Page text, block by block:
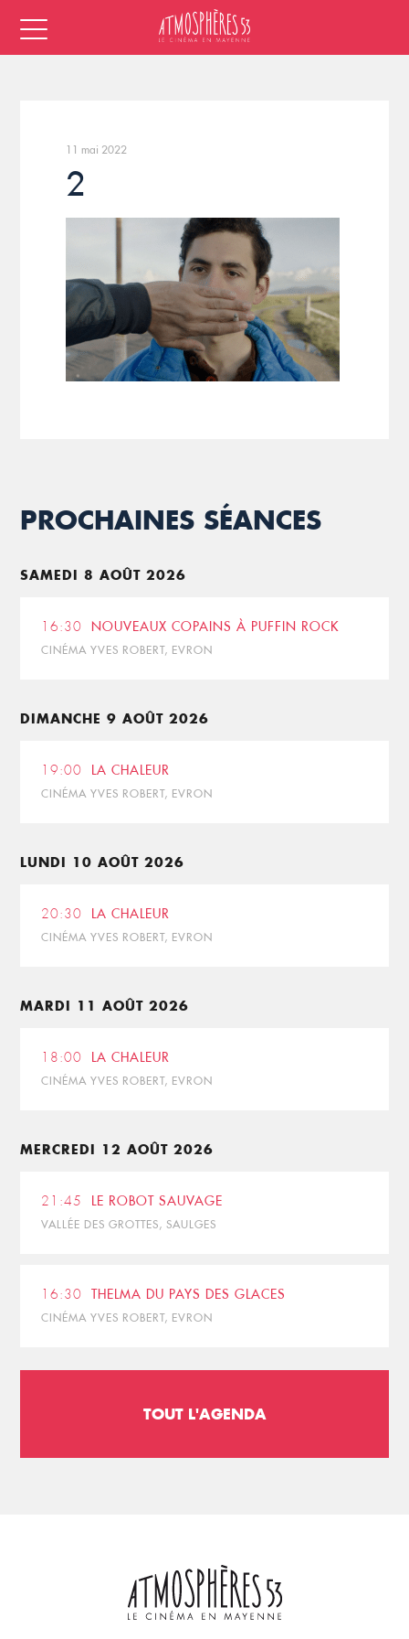
11 mai 2022
2
PROCHAINES SÉANCES
SAMEDI 8 AOÛT 2026
16:30 NOUVEAUX COPAINS À PUFFIN ROCK
CINÉMA YVES ROBERT, EVRON
DIMANCHE 9 AOÛT 2026
19:00 LA CHALEUR
CINÉMA YVES ROBERT, EVRON
LUNDI 10 AOÛT 2026
20:30 LA CHALEUR
CINÉMA YVES ROBERT, EVRON
MARDI 11 AOÛT 2026
18:00 LA CHALEUR
CINÉMA YVES ROBERT, EVRON
MERCREDI 12 AOÛT 2026
21:45 LE ROBOT SAUVAGE
VALLÉE DES GROTTES, SAULGES
16:30 THELMA DU PAYS DES GLACES
CINÉMA YVES ROBERT, EVRON
TOUT L'AGENDA